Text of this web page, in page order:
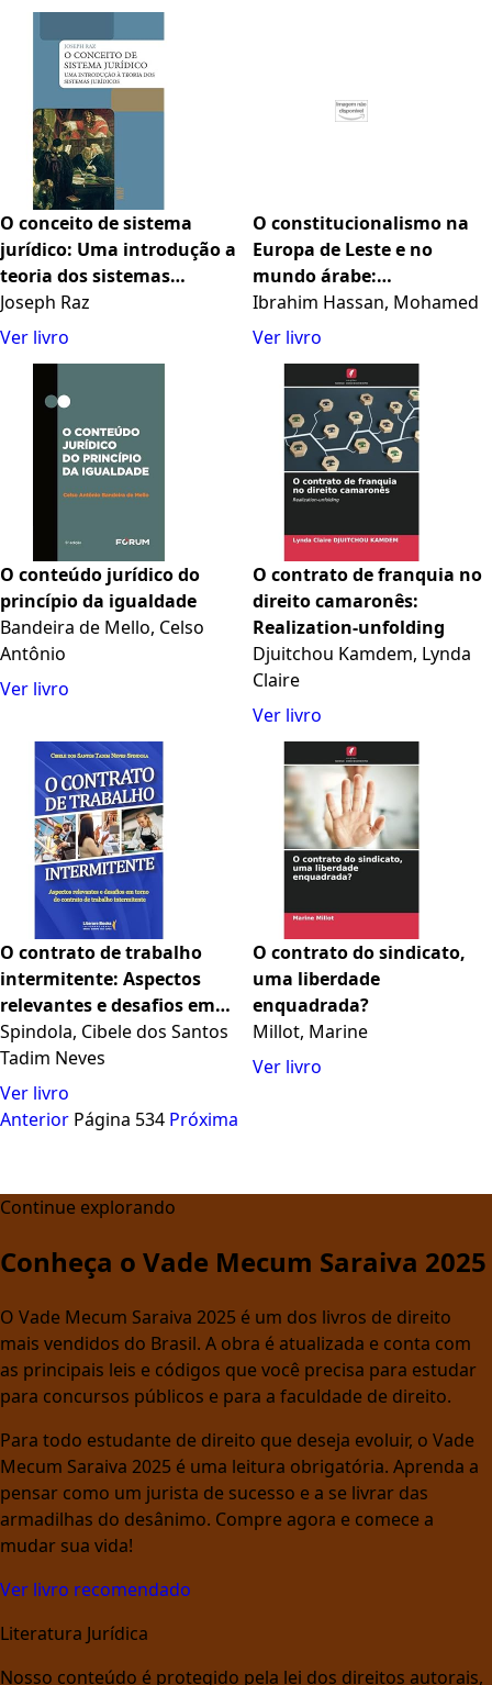
O conceito de sistema
jurídico: Uma introdução a
teoria dos sistemas
jurídicos
Joseph Raz
Ver livro
O constitucionalismo na
Europa de Leste e no
mundo árabe:
Internacionalização e
Singularidade do Direito
Ibrahim Hassan, Mohamed
Ver livro
O conteúdo jurídico do
princípio da igualdade
Bandeira de Mello, Celso
Antônio
Ver livro
O contrato de franquia no
direito camaronês:
Realization-unfolding
Djuitchou Kamdem, Lynda
Claire
Ver livro
O contrato de trabalho
intermitente: Aspectos
relevantes e desafios em
torno do contrato de
trabalho intermitente
Spindola, Cibele dos Santos
Tadim Neves
Ver livro
O contrato do sindicato,
uma liberdade
enquadrada?
Millot, Marine
Ver livro
Anterior Página 534 Próxima
Continue explorando
Conheça o Vade Mecum Saraiva 2025
O Vade Mecum Saraiva 2025 é um dos livros de direito
mais vendidos do Brasil. A obra é atualizada e conta com
as principais leis e códigos que você precisa para estudar
para concursos públicos e para a faculdade de direito.
Para todo estudante de direito que deseja evoluir, o Vade
Mecum Saraiva 2025 é uma leitura obrigatória. Aprenda a
pensar como um jurista de sucesso e a se livrar das
armadilhas do desânimo. Compre agora e comece a
mudar sua vida!
Ver livro recomendado
Literatura Jurídica
Nosso conteúdo é protegido pela lei dos direitos autorais,